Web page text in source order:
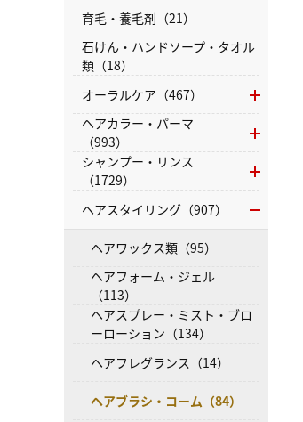
育毛・養毛剤（21）
石けん・ハンドソープ・タオル
類（18）
オーラルケア（467）
ヘアカラー・パーマ
（993）
シャンプー・リンス
（1729）
ヘアスタイリング（907）
ヘアワックス類（95）
ヘアフォーム・ジェル
（113）
ヘアスプレー・ミスト・ブロ
ーローション（134）
ヘアフレグランス（14）
ヘアブラシ・コーム（84）